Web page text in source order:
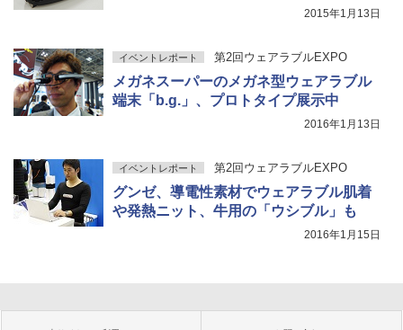
2015年1月13日
イベントレポート 第2回ウェアラブルEXPO
メガネスーパーのメガネ型ウェアラブル
端末「b.g.」、プロトタイプ展示中
2016年1月13日
イベントレポート 第2回ウェアラブルEXPO
グンゼ、導電性素材でウェアラブル肌着
や発熱ニット、牛用の「ウシブル」も
2016年1月15日